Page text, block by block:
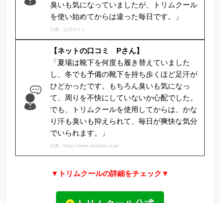
臭いも気になっていましたが、トリムクール
を使い始めてからは違った毎日です。」
出典：公式サイト
【ネットの口コミ Pさん】
「夏場は靴下を何度も履き替えていました
し、冬でも予備の靴下を持ち歩くほど足汗が
ひどかったです。もちろん臭いも気になっ
て、周りを不快にしていないか心配でした。
でも、トリムクールを使用してからは、かな
り汗も臭いも抑えられて、毎日が爽快な気分
でいられます。」
出典：https://www.amazon.co.jp/
▼トリムクールの詳細をチェック▼